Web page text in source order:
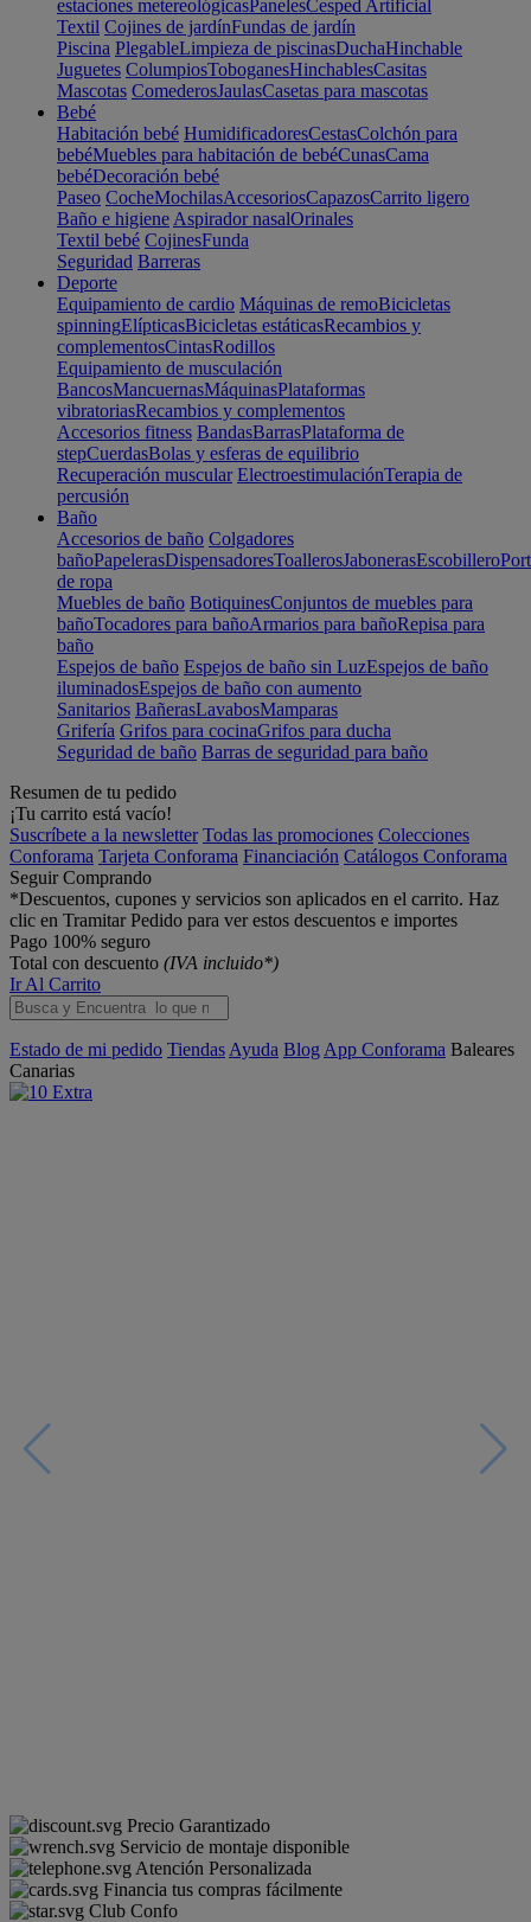
estaciones metereológicasPanelesCesped Artificial
Textil Cojines de jardínFundas de jardín
Piscina PlegableLimpieza de piscinasDuchaHinchable
Juguetes ColumpiosToboganesHinchablesCasitas
Mascotas ComederosJaulasCasetas para mascotas
Bebé
Habitación bebé HumidificadoresCestasColchón para
bebéMuebles para habitación de bebéCunasCama
bebéDecoración bebé
Paseo CocheMochilasAccesoriosCapazosCarrito ligero
Baño e higiene Aspirador nasalOrinales
Textil bebé CojinesFunda
Seguridad Barreras
Deporte
Equipamiento de cardio Máquinas de remoBicicletas
spinningElípticasBicicletas estáticasRecambios y
complementosCintasRodillos
Equipamiento de musculación
BancosMancuernasMáquinasPlataformas
vibratoriasRecambios y complementos
Accesorios fitness BandasBarrasPlataforma de
stepCuerdasBolas y esferas de equilibrio
Recuperación muscular ElectroestimulaciónTerapia de
percusión
Baño
Accesorios de baño Colgadores
bañoPapelerasDispensadoresToallerosJabonerasEscobillero
de ropa
Muebles de baño BotiquinesConjuntos de muebles para
bañoTocadores para bañoArmarios para bañoRepisa para
baño
Espejos de baño Espejos de baño sin LuzEspejos de baño
iluminadosEspejos de baño con aumento
Sanitarios BañerasLavabosMamparas
Grifería Grifos para cocinaGrifos para ducha
Seguridad de baño Barras de seguridad para baño
Resumen de tu pedido
¡Tu carrito está vacío!
Suscríbete a la newsletter Todas las promociones Colecciones
Conforama Tarjeta Conforama Financiación Catálogos Conforama
Seguir Comprando
*Descuentos, cupones y servicios son aplicados en el carrito. Haz
clic en Tramitar Pedido para ver estos descuentos e importes
Pago 100% seguro
Total con descuento (IVA incluido*)
Ir Al Carrito
Estado de mi pedido Tiendas Ayuda Blog App Conforama Baleares
Canarias
Precio Garantizado
Servicio de montaje disponible
Atención Personalizada
Financia tus compras fácilmente
Club Confo